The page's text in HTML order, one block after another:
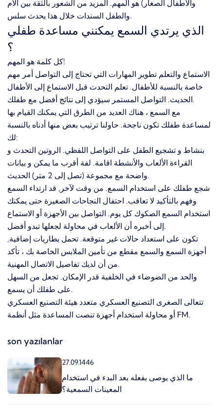
والأطفال الصغار) هو المهم. المزيد من الشعور بالثقة بين الأم
والطفل السندات خلال هذا يحدث سلس.
الذي يرتدي السمع يمكنني مساعدة طفلي
؟
كل كلمة هو المهم!
الاستماع والتعلم تطوير المهارات التي تحتاج إلى التواصل أمر مهم
خاصة بالنسبة للأطفال. تعلم التحدث قبل الاستماع إلى الأطفال
الحديث. التواصل المستمر سيؤدي إلى نتائج أفضل مع طفلك.
مع السمع ، هناك العديد من الطرق التي يمكنك القيام بها
لمساعدة طفلك تكون ناجحة. حاولنا ترتيب بعض منها أدناه بالنسبة
لك:
بنشاط و تشجيع الطفل على التواصل اللفظي. الروتين التحدث و
القراءة الألعاب والأنشطة اقامة. لفة أقرب ما يمكن و بيانات
واضحة مع مجموعة (تصل إلى 2 متر) الحديث.
شجع طفلك على استخدام السمع. من وقت لآخر, قد ارتداء السمع
وفهم بالتأكيد لا تعاقب. احتفال النجاحات الصغيرة حتى يمكنك
استخدام السمع الصكوك كل يوم. التواصل بين الأجهزة أو الاستماع
إلى أخبره أن الألعاب في محاولة لجعلها تبدو أفضل.
تكون على استعداد حالات غير متوقعة. تحمل بطاريات إضافية,
أجهزة السمع والسمع مقطع من تأمين الملابس الخاصة بك ، تأكد
من أن لديك تفاصيل الاتصال المهنية.
والحد من الضوضاء في الخلفية قدر الإمكان. تجعل من السهل
على طفلك أن يسمع.
تتعالى الصغرى التصنيع العسكري متعدد هيئة التصنيع العسكري
أو محاولة استخدام أجهزة تنصت المساعدة مثل أنظمة FM.
son yazılanlar
27.09.1446
ما الذي يوصى بفعله بعد البدء في استخدام
المعينات السمعية؟